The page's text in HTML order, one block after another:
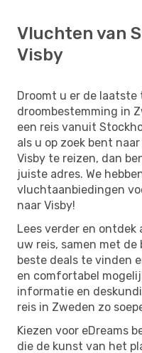
Vluchten van
Visby
Droomt u er de
droombestemming in
een reis vanuit
als u op zoek bent
Visby te reizen, dan
juiste adres. We
vluchtaanbiedingen
naar Visby!
Lees verder en
uw reis, samen met
beste deals te vinden
en comfortabel
informatie en
reis in Zweden zo
Kiezen voor eDreams
die de kunst van het